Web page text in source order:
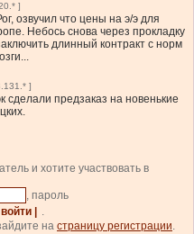
]
озвучил что цены на э/э для
Небось снова через прокладку
длинный контракт с норм
]
предзаказ на новенькие
и хотите участвовать в
, пароль
| войти |
.
на страницу регистрации.